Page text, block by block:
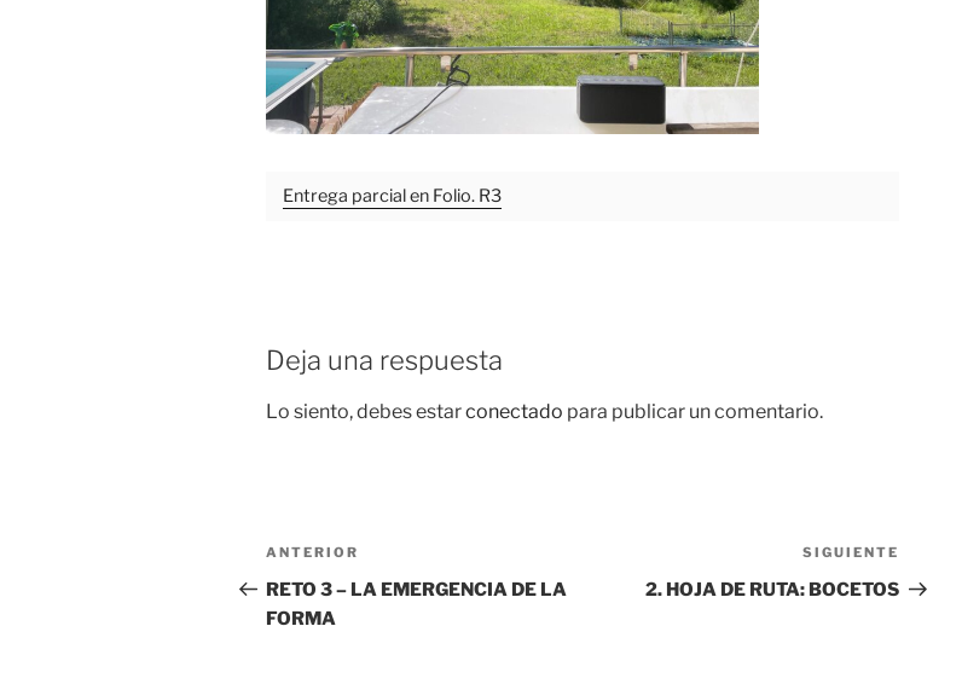
Entrega parcial en Folio. R3
Deja una respuesta
Lo siento, debes estarconectado para publicar un comentario.
Navegación
de
entradas
Entrada
anterior:
ANTERIOR
RETO 3 – LA EMERGENCIA DE LA
FORMA
entrada
SIGUIENTE
2. HOJA DE RUTA: BOCETOS